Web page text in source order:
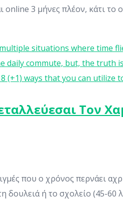
online 3 μήνες πλέον, κάτι το
Τον
που ο χρόνος περνάει
δουλειά ή το σχολείο (45-